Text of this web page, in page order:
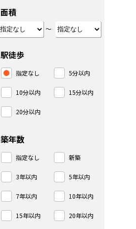
面積
～
駅徒歩
指定なし 5分以内
10分以内 15分以内
20分以内
築年数
指定なし 新築
3年以内 5年以内
7年以内 10年以内
15年以内 20年以内